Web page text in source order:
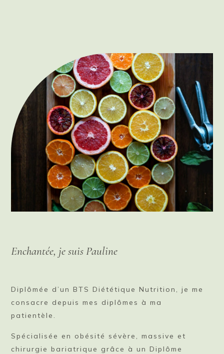
Enchantée, je suis Pauline
Diplômée d’un BTS Diététique Nutrition, je me
consacre depuis mes diplômes à ma
patientèle.
Spécialisée en obésité sévère, massive et
chirurgie bariatrique grâce à un Diplôme